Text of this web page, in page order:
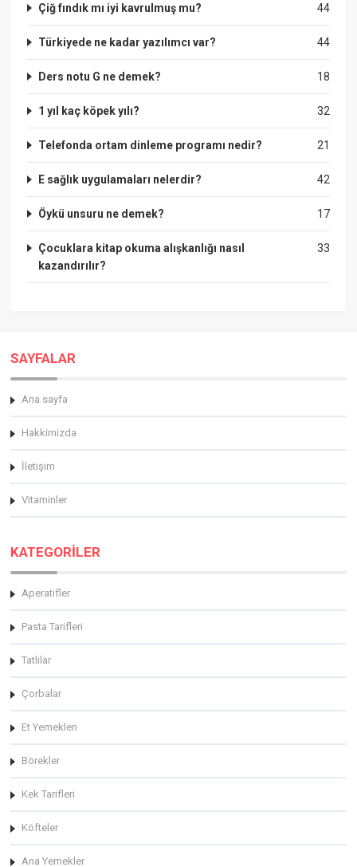
44
Çiğ fındık mı iyi kavrulmuş mu?
44
Türkiyede ne kadar yazılımcı var?
18
Ders notu G ne demek?
32
1 yıl kaç köpek yılı?
21
Telefonda ortam dinleme programı nedir?
42
E sağlık uygulamaları nelerdir?
17
Öykü unsuru ne demek?
33
Çocuklara kitap okuma alışkanlığı nasıl
kazandırılır?
SAYFALAR
Ana sayfa
Hakkimizda
İletişim
Vitaminler
KATEGORİLER
Aperatifler
Pasta Tarifleri
Tatlılar
Çorbalar
Et Yemekleri
Börekler
Kek Tarifleri
Köfteler
Ana Yemekler